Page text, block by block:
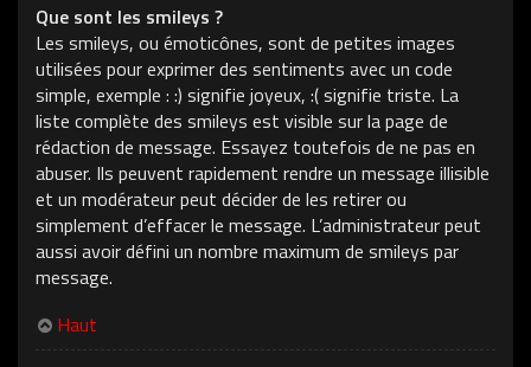
Que sont les smileys ?
Les smileys, ou émoticônes, sont de petites images
utilisées pour exprimer des sentiments avec un code
simple, exemple : :) signifie joyeux, :( signifie triste. La
liste complète des smileys est visible sur la page de
rédaction de message. Essayez toutefois de ne pas en
abuser. Ils peuvent rapidement rendre un message illisible
et un modérateur peut décider de les retirer ou
simplement d’effacer le message. L’administrateur peut
aussi avoir défini un nombre maximum de smileys par
message.
Haut